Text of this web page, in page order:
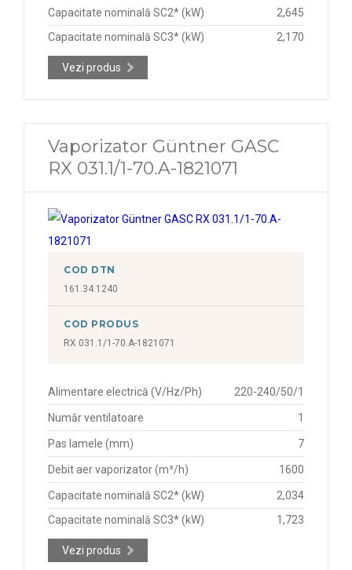
Capacitate nominală SC2* (kW)
2,645
Capacitate nominală SC3* (kW)
2,170
Vezi produs
Vaporizator Güntner GASC
RX 031.1/1-70.A-1821071
COD DTN
161.34.1240
COD PRODUS
RX 031.1/1-70.A-1821071
Alimentare electrică (V/Hz/Ph) 220-240/50/1
Număr ventilatoare 1
Pas lamele (mm) 7
Debit aer vaporizator (m³/h) 1600
Capacitate nominală SC2* (kW)
2,034
Capacitate nominală SC3* (kW)
1,723
Vezi produs